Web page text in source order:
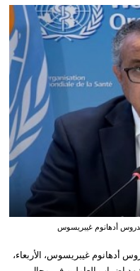
أدهانوم غيبريسوس
أدهانوم غيبريسوس، الأربعاء،